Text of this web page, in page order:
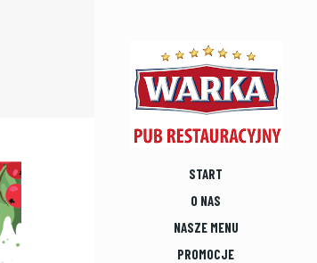
START
O NAS
NASZE MENU
PROMOCJE